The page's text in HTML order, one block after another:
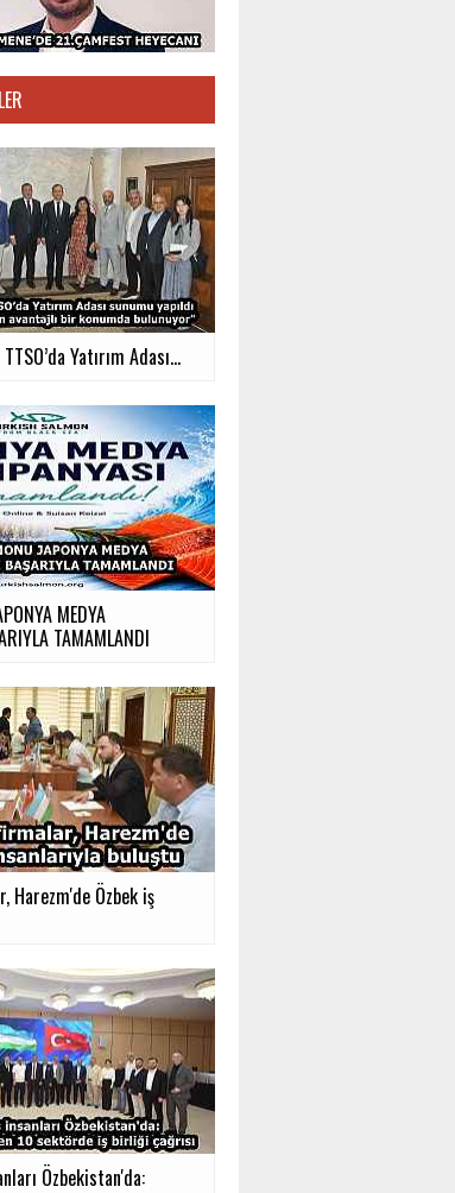
Yatırım Adası...
MEDYA
TAMAMLANDI
Harezm'de Özbek iş
Özbekistan'da: